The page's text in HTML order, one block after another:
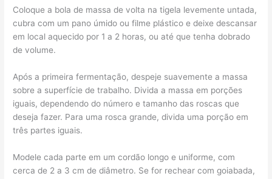
Coloque a bola de massa de volta na tigela levemente untada,
cubra com um pano úmido ou filme plástico e deixe descansar
em local aquecido por 1 a 2 horas, ou até que tenha dobrado
de volume.
Após a primeira fermentação, despeje suavemente a massa
sobre a superfície de trabalho. Divida a massa em porções
iguais, dependendo do número e tamanho das roscas que
deseja fazer. Para uma rosca grande, divida uma porção em
três partes iguais.
Modele cada parte em um cordão longo e uniforme, com
cerca de 2 a 3 cm de diâmetro. Se for rechear com goiabada,